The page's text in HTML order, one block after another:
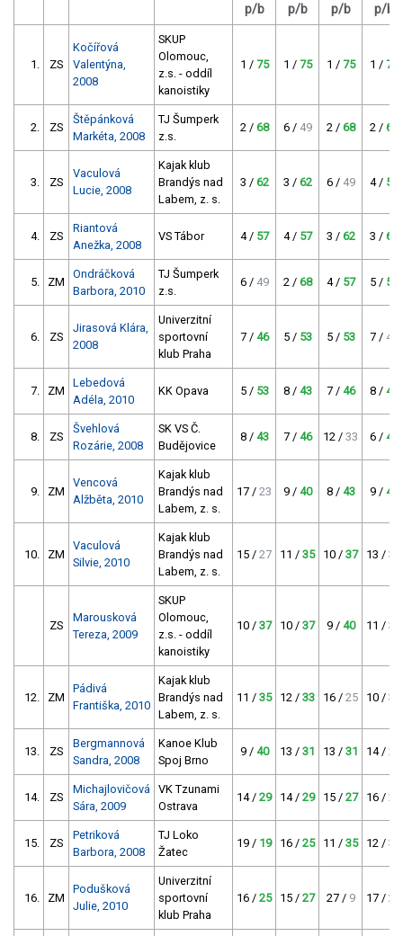
p/b
p/b
p/b
p/b
1. ZS
Kočířová
Valentýna,
2008
SKUP
Olomouc,
z.s. - oddíl
kanoistiky
1 / 75 1 / 75 1 / 75 1 / 75
2. ZS
Štěpánková
Markéta, 2008
TJ Šumperk
z.s.
2 / 68 6 / 49 2 / 68 2 / 68
3. ZS
Vaculová
Lucie, 2008
Kajak klub
Brandýs nad
Labem, z. s.
3 / 62 3 / 62 6 / 49 4 / 57
4. ZS
Riantová
Anežka, 2008
VS Tábor 4 / 57 4 / 57 3 / 62 3 / 62
5. ZM
Ondráčková
Barbora, 2010
TJ Šumperk
z.s.
6 / 49 2 / 68 4 / 57 5 / 53
6. ZS
Jirasová Klára,
2008
Univerzitní
sportovní
klub Praha
7 / 46 5 / 53 5 / 53 7 / 46
7. ZM
Lebedová
Adéla, 2010
KK Opava 5 / 53 8 / 43 7 / 46 8 / 43
8. ZS
Švehlová
Rozárie, 2008
SK VS Č.
Budějovice
8 / 43 7 / 46 12 / 33 6 / 49
9. ZM
Vencová
Alžběta, 2010
Kajak klub
Brandýs nad
Labem, z. s.
17 / 23 9 / 40 8 / 43 9 / 40
10. ZM
Vaculová
Silvie, 2010
Kajak klub
Brandýs nad
Labem, z. s.
15 / 27 11 / 35 10 / 37 13 / 31
ZS
Marousková
Tereza, 2009
SKUP
Olomouc,
z.s. - oddíl
kanoistiky
10 / 37 10 / 37 9 / 40 11 / 35
12. ZM
Pádivá
Františka, 2010
Kajak klub
Brandýs nad
Labem, z. s.
11 / 35 12 / 33 16 / 25 10 / 37
13. ZS
Bergmannová
Sandra, 2008
Kanoe Klub
Spoj Brno
9 / 40 13 / 31 13 / 31 14 / 29
14. ZS
Michajlovičová
Sára, 2009
VK Tzunami
Ostrava
14 / 29 14 / 29 15 / 27 16 / 25
15. ZS
Petriková
Barbora, 2008
TJ Loko
Žatec
19 / 19 16 / 25 11 / 35 12 / 33
16. ZM
Podušková
Julie, 2010
Univerzitní
sportovní
klub Praha
16 / 25 15 / 27 27 / 9 17 / 23